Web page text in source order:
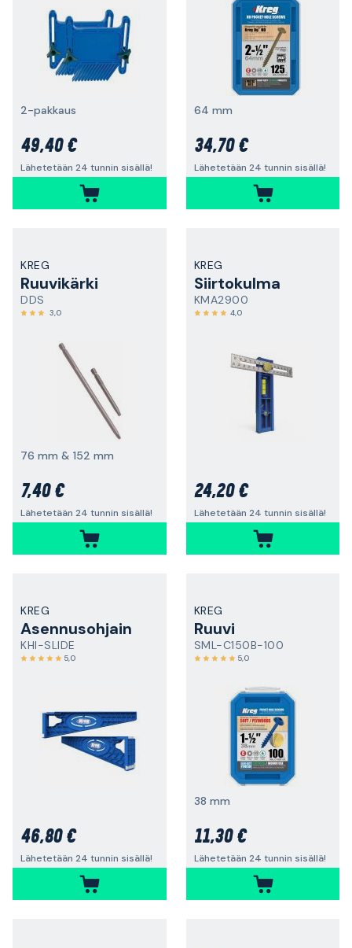
2-pakkaus
49,40 €
Lähetetään 24 tunnin sisällä!
64 mm
34,70 €
Lähetetään 24 tunnin sisällä!
KREG
Ruuvikärki
DDS
3,0
76 mm & 152 mm
7,40 €
Lähetetään 24 tunnin sisällä!
KREG
Siirtokulma
KMA2900
4,0
24,20 €
Lähetetään 24 tunnin sisällä!
KREG
Asennusohjain
KHI-SLIDE
5,0
46,80 €
Lähetetään 24 tunnin sisällä!
KREG
Ruuvi
SML-C150B-100
5,0
38 mm
11,30 €
Lähetetään 24 tunnin sisällä!